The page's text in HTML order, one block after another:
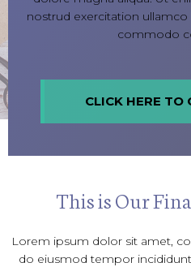
nostrud exercitation ullamco
commodo
CLICK HERE TO
This is Our
Lorem ipsum dolor sit amet,
do eiusmod tempor